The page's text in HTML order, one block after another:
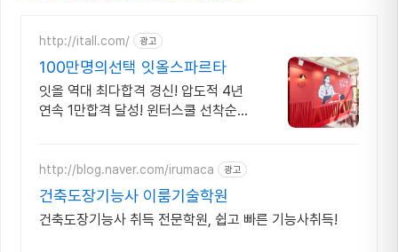
http://itall.com/ 광고
100만명의선택 잇올스파르타
잇올 역대 최다합격 경신! 압도적 4년
연속 1만합격 달성! 윈터스쿨 선착순
우
http://blog.naver.com/irumaca 광고
건축도장기능사 이룸기술학원
건축도장기능사 취득 전문학원, 쉽고 빠른 기능사취득!